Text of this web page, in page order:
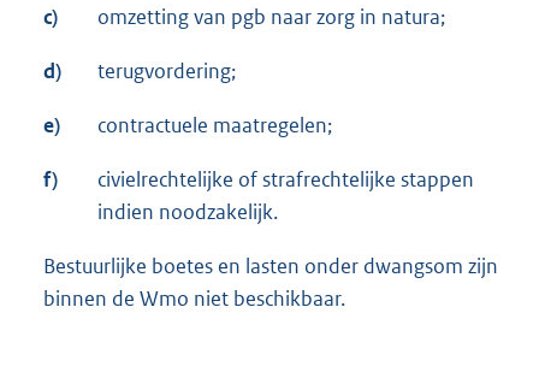
c) omzetting van pgb naar zorg in natura;
d) terugvordering;
e) contractuele maatregelen;
f)
civielrechtelijke of strafrechtelijke stappen
indien noodzakelijk.
Bestuurlijke boetes en lasten onder dwangsom zijn
binnen de Wmo niet beschikbaar.